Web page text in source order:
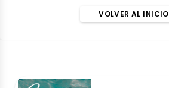
VOLVER AL INICIO